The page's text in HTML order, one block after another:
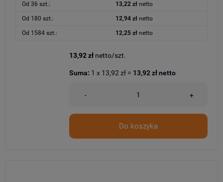
Od 36 szt.: 13,22 złnetto
Od 180 szt.: 12,94 złnetto
Od 1584 szt.: 12,25 złnetto
13,92 zł netto/szt.
- +
Do koszyka
Suma: 1 x 13,92 zł = 13,92 złnetto